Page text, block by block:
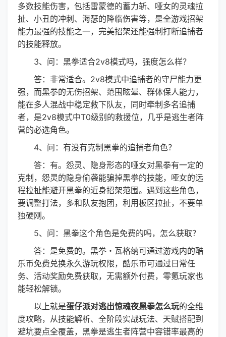
多数技能伤害，包括雷蒙德的蓄力斩、哑女的灵魂拉
扯、小丑的冲刺、海瑟的降临伤害等，是全游戏招架
能力最强的技能之一，完美招架还能强制打断追捕者
的技能释放。
3、问：黑拳适合2v8模式吗，强度怎么样？
答：非常适合。2v8模式中追捕者的守尸能力更
强，而黑拳的无伤招架、范围眩晕、群体保人能力，
能在多人混战中稳定救下队友，同时牵制多名追捕
者，是2v8模式中T0级别的救援位，几乎是逃生者阵
营的必选角色。
4、问：有没有克制黑拳的追捕者角色？
答：有。怨灵、隐身形态的哑女对黑拳有一定的
克制，怨灵的隐身偷袭能骗掉黑拳的技能，哑女的远
程拉扯能避开黑拳的近身招架范围。遇到这些角色，
要调整打法，多和队友抱团，利用板区拉扯，不要单
独硬刚。
5、问：黑拳这个角色是免费的吗，怎么获取？
答：是免费的。黑拳・瓦格纳可通过游戏内的酷
乐币免费兑换永久游玩权限，酷乐币可通过日常任
务、活动奖励免费获取，无需额外付费，零氪玩家也
能轻松解锁。
以上就是蛋仔派对逃出惊魂夜黑拳怎么玩的全维
度攻略，从技能解析、全阶段实战玩法、天赋搭配到
避坑要点全覆盖，黑拳是逃生者阵营中容错率最高的